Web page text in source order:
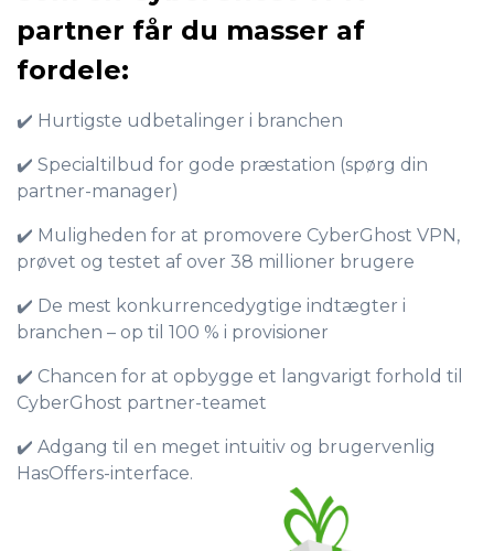
partner får du masser af
fordele:
✔️ Hurtigste udbetalinger i branchen
✔️ Specialtilbud for gode præstation (spørg din
partner-manager)
✔️ Muligheden for at promovere CyberGhost VPN,
prøvet og testet af over 38 millioner brugere
✔️ De mest konkurrencedygtige indtægter i
branchen – op til 100 % i provisioner
✔️ Chancen for at opbygge et langvarigt forhold til
CyberGhost partner-teamet
✔️ Adgang til en meget intuitiv og brugervenlig
HasOffers-interface.